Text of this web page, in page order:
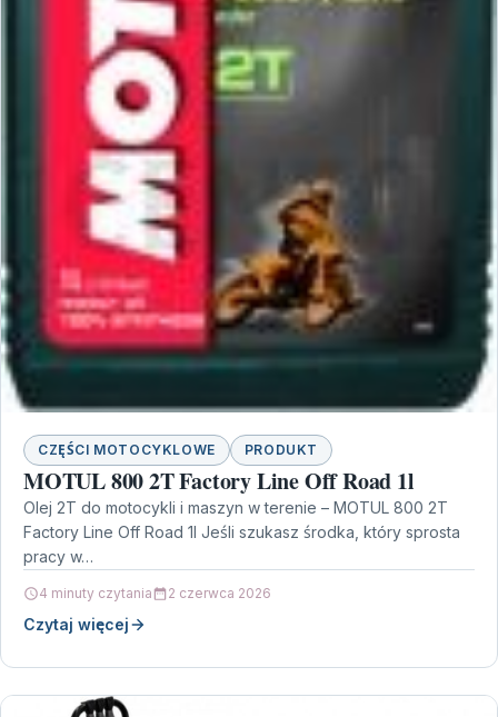
CZĘŚCI MOTOCYKLOWE PRODUKT
MOTUL 800 2T Factory Line Off Road 1l
Olej 2T do motocykli i maszyn w terenie – MOTUL 800 2T
Factory Line Off Road 1l Jeśli szukasz środka, który sprosta
pracy w…
4 minuty czytania 2 czerwca 2026
Czytaj więcej